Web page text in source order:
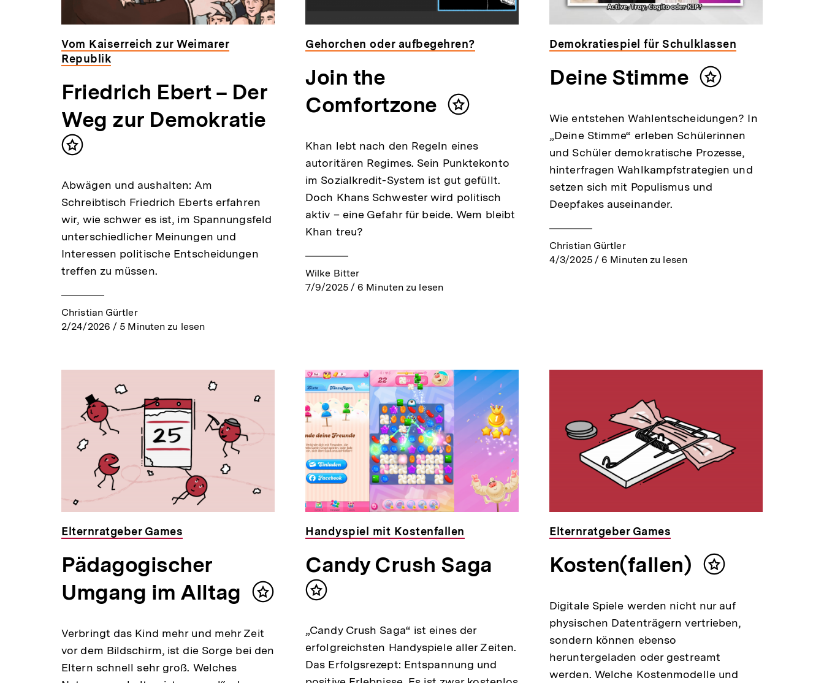
Vom Kaiserreich zur Weimarer
Republik
Friedrich Ebert – Der
Weg zur Demokratie
Inhalt
Abwägen und aushalten: Am
Schreibtisch Friedrich Eberts erfahren
wir, wie schwer es ist, im Spannungsfeld
unterschiedlicher Meinungen und
Interessen politische Entscheidungen
treffen zu müssen.
Christian Gürtler
2/24/2026 / 5 Minuten zu lesen
Gehorchen oder aufbegehren?
Join the
Comfortzone
Inhalt
Khan lebt nach den Regeln eines
autoritären Regimes. Sein Punktekonto
im Sozialkredit-System ist gut gefüllt.
Doch Khans Schwester wird politisch
aktiv – eine Gefahr für beide. Wem bleibt
Khan treu?
Wilke Bitter
7/9/2025 / 6 Minuten zu lesen
Demokratiespiel für Schulklassen
Deine Stimme
Inhalt
Wie entstehen Wahlentscheidungen? In
„Deine Stimme“ erleben Schülerinnen
und Schüler demokratische Prozesse,
hinterfragen Wahlkampfstrategien und
setzen sich mit Populismus und
Deepfakes auseinander.
Christian Gürtler
4/3/2025 / 6 Minuten zu lesen
Elternratgeber Games
Pädagogischer
Umgang im Alltag
Inhalt
Verbringt das Kind mehr und mehr Zeit
vor dem Bildschirm, ist die Sorge bei den
Eltern schnell sehr groß. Welches
Handyspiel mit Kostenfallen
Candy Crush Saga
Inhalt
„Candy Crush Saga“ ist eines der
erfolgreichsten Handyspiele aller Zeiten.
Das Erfolgsrezept: Entspannung und
Elternratgeber Games
Kosten(fallen)
Inhalt
Digitale Spiele werden nicht nur auf
physischen Datenträgern vertrieben,
sondern können ebenso
heruntergeladen oder gestreamt
werden. Welche Kostenmodelle und